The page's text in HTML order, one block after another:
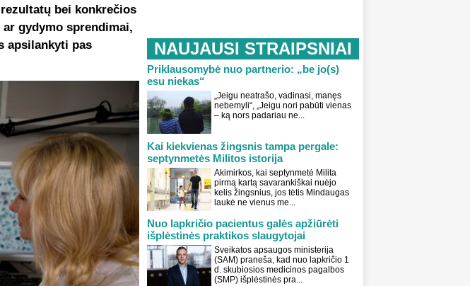
bei konkrečios
gydymo sprendimai,
apsilankyti pas
NAUJAUSI STRAIPSNIAI
Priklausomybė nuo partnerio: „be jo(s)
esu niekas“
„Jeigu neatrašo, vadinasi, manęs
nebemyli“, „Jeigu nori pabūti vienas
– ką nors padariau ne...
Kai kiekvienas žingsnis tampa pergale:
septynmetės Militos istorija
Akimirkos, kai septynmetė Milita
pirmą kartą savarankiškai nuėjo
kelis žingsnius, jos tėtis Mindaugas
laukė ne vienus me...
Nuo lapkričio pacientus galės apžiūrėti
išplėstinės praktikos slaugytojai
Sveikatos apsaugos ministerija
(SAM) praneša, kad nuo lapkričio 1
d. skubiosios medicinos pagalbos
(SMP) išplėstinės pra...